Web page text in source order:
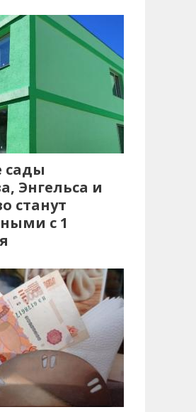
сады
Энгельса и
станут
с 1